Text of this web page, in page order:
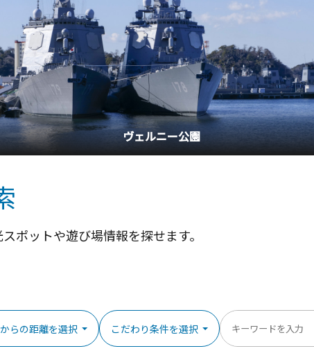
ヴェルニー公園
ポットや遊び場情報を探せます。
らの距離を選択 こだわり条件を選択